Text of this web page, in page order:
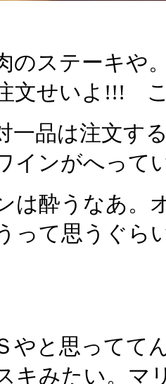
ステーキや
文せいよ!!!
一品は注文す
インがへって
は酔うなあ。
って思うぐら
と思ってて
キみたい。マ